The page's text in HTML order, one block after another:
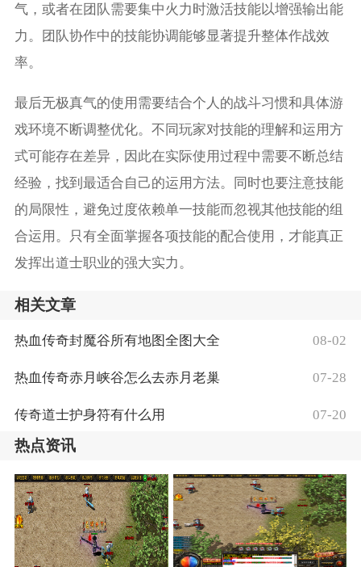
气，或者在团队需要集中火力时激活技能以增强输出能
力。团队协作中的技能协调能够显著提升整体作战效
率。
最后无极真气的使用需要结合个人的战斗习惯和具体游
戏环境不断调整优化。不同玩家对技能的理解和运用方
式可能存在差异，因此在实际使用过程中需要不断总结
经验，找到最适合自己的运用方法。同时也要注意技能
的局限性，避免过度依赖单一技能而忽视其他技能的组
合运用。只有全面掌握各项技能的配合使用，才能真正
发挥出道士职业的强大实力。
相关文章
热血传奇封魔谷所有地图全图大全 08-02
热血传奇赤月峡谷怎么去赤月老巢 07-28
传奇道士护身符有什么用 07-20
热点资讯